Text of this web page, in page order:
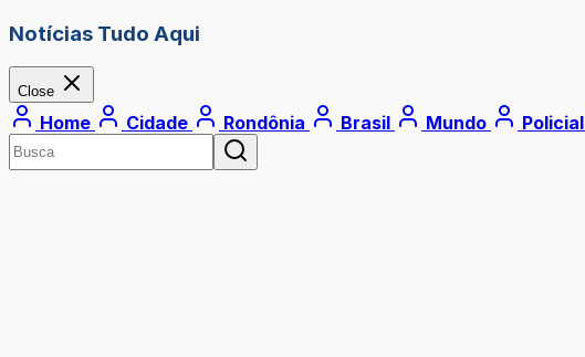
Notícias Tudo Aqui
Close
Home Cidade Rondônia Brasil Mundo Policial